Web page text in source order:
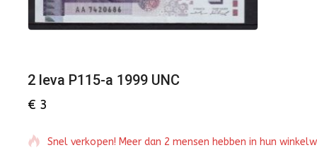
2 leva P115-a 1999 UNC
€ 3
Snel verkopen! Meer dan 2 mensen hebben in hun